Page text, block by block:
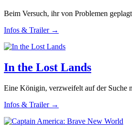
Beim Versuch, ihr von Problemen
Infos & Trailer →
In the Lost Lands
Eine Königin, verzweifelt auf der Suche
Infos & Trailer →